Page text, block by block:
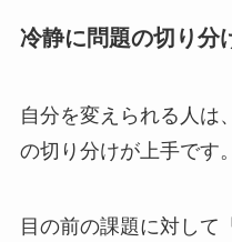
冷静に問題の切り分
自分を変えられる人は
の切り分けが上手です。
目の前の課題に対して